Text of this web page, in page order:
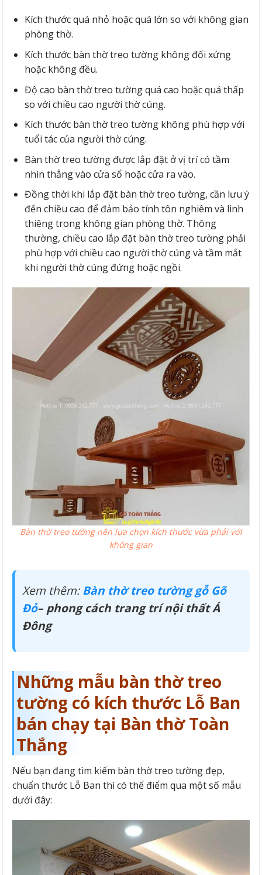
Kích thước quá nhỏ hoặc quá lớn so với không gian
phòng thờ.
Kích thước bàn thờ treo tường không đối xứng
hoặc không đều.
Độ cao bàn thờ treo tường quá cao hoặc quá thấp
so với chiều cao người thờ cúng.
Kích thước bàn thờ treo tường không phù hợp với
tuổi tác của người thờ cúng.
Bàn thờ treo tường được lắp đặt ở vị trí có tầm
nhìn thẳng vào cửa sổ hoặc cửa ra vào.
Đồng thời khi lắp đặt bàn thờ treo tường, cần lưu ý
đến chiều cao để đảm bảo tính tôn nghiêm và linh
thiêng trong không gian phòng thờ. Thông
thường, chiều cao lắp đặt bàn thờ treo tường phải
phù hợp với chiều cao người thờ cúng và tầm mắt
khi người thờ cúng đứng hoặc ngồi.
Bàn thờ treo tường nên lựa chọn kích thước vừa phải với
không gian
Xem thêm:Bàn thờ treo tường gỗ Gõ
Đỏ– phong cách trang trí nội thất Á
Đông
Những mẫu bàn thờ treo
tường có kích thước Lỗ Ban
bán chạy tại Bàn thờ Toàn
Thắng
Nếu bạn đang tìm kiếm bàn thờ treo tường đẹp,
chuẩn thước Lỗ Ban thì có thể điểm qua một số mẫu
dưới đây: